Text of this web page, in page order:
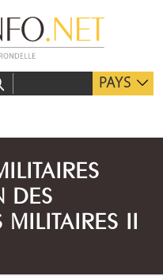
PAYS
DES
II